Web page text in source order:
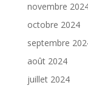
novembre
octobre 2024
septembre
août 2024
juillet 2024